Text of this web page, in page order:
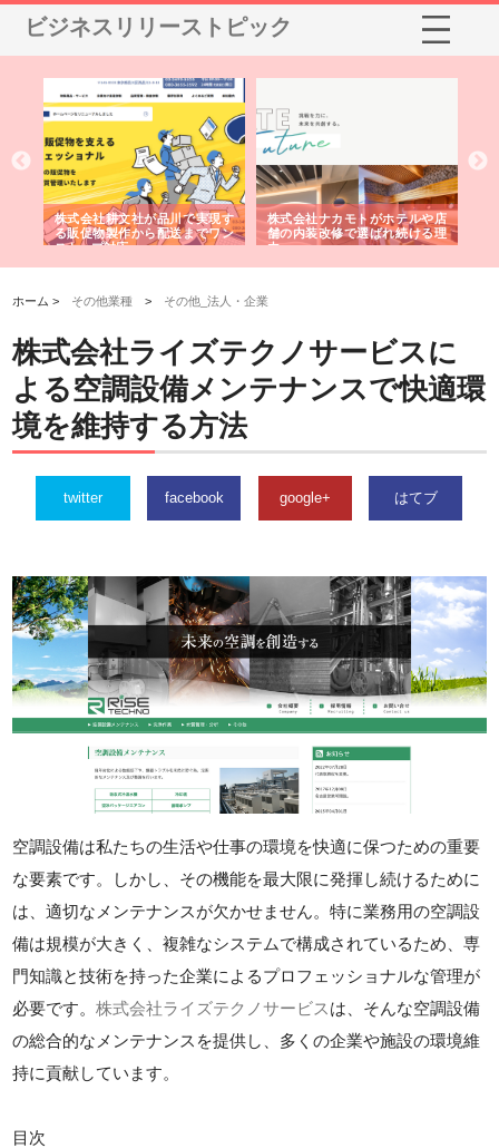
ビジネスリリーストピック
株式会社耕文社が品川で実現す
る販促物製作から配送までワン
ストップ対応
株式会社ナカモトがホテルや店
舗の内装改修で選ばれ続ける理
由
ホーム > その他業種 > その他_法人・企業
株式会社ライズテクノサービスに
よる空調設備メンテナンスで快適環
境を維持する方法
twitter facebook google+ はてブ
空調設備は私たちの生活や仕事の環境を快適に保つための重要
な要素です。しかし、その機能を最大限に発揮し続けるために
は、適切なメンテナンスが欠かせません。特に業務用の空調設
備は規模が大きく、複雑なシステムで構成されているため、専
門知識と技術を持った企業によるプロフェッショナルな管理が
必要です。株式会社ライズテクノサービス は、そんな空調設備
の総合的なメンテナンスを提供し、多くの企業や施設の環境維
持に貢献しています。
目次